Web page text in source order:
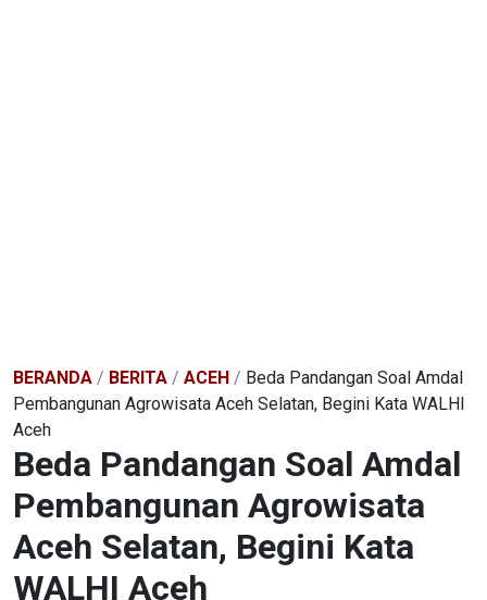
BERANDA / BERITA / ACEH / Beda Pandangan Soal Amdal
Pembangunan Agrowisata Aceh Selatan, Begini Kata WALHI
Aceh
Beda Pandangan Soal Amdal
Pembangunan Agrowisata
Aceh Selatan, Begini Kata
WALHI Aceh